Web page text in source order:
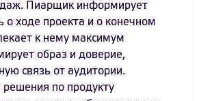
Пиарщик информирует
о ходе проекта и о конечном
к нему максимум
образ и доверие,
связь от аудитории.
решения по продукту